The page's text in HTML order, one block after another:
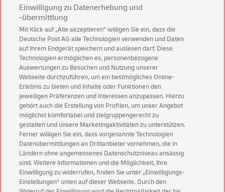
Was kostet der Versand eines
Großbriefes in Deutschland?
Das Porto für Großbriefe innerhalb Deutschlands kostet 1,80
€. In unserem Online Shop finden Sie eine breite Palette an
Briefmarkenmit abwechslungsreichen Motiven. Besonders
praktisch für Vielversender sind auch unsere Markenboxen
oder -rollen, die Sie sich bequem ins Büro liefern lassen
können.
Welche DIN Formate sind geeignet?
Folgende Briefumschlagformate sind für den Großbrief
geeignet:
DIN A4 (21,0 x 29,7 cm)
Abonnieren Sie unseren Newsletter
Immer informiert über exklusive Angebote und
Aktionen - jetzt mit Vorteil
Privatkundensichern sich einen5 € Gutschein
für POSTSCAN!
Geschäftskundenerhalten einen5 € Gutschein
für Briefmarke individuell!
Zur Newsletter-Anmeldung
Einwilligung zu Datenerhebung und
-übermittlung
Mit Klick auf „Alle akzeptieren” willigen Sie ein, dass die
Deutsche Post AG alle Technologien verwenden und Daten
auf Ihrem Endgerät speichern und auslesen darf. Diese
Technologien ermöglichen es, personenbezogene
Auswertungen zu Besuchen und Nutzung unserer
Webseite durchzuführen, um ein bestmögliches Online-
Erlebnis zu bieten und Inhalte oder Funktionen den
jeweiligen Präferenzen und Interessen anzupassen. Hierzu
gehört auch die Erstellung von Profilen, um unser Angebot
möglichst komfortabel und zielgruppengerecht zu
gestalten und unsere Marketingaktivitäten zu unterstützen.
Ferner willigen Sie ein, dass vorgenannte Technologien
Datenübermittlungen an Drittanbieter vornehmen, die in
Ländern ohne angemessenes Datenschutzniveau ansässig
sind. Weitere Informationen und die Möglichkeit, Ihre
Einwilligung zu widerrufen, finden Sie unter „Einwilligungs-
Einstellungen“ unten auf dieser Webseite. Durch den